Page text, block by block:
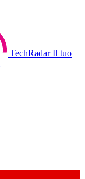
TechRadar Il tuo